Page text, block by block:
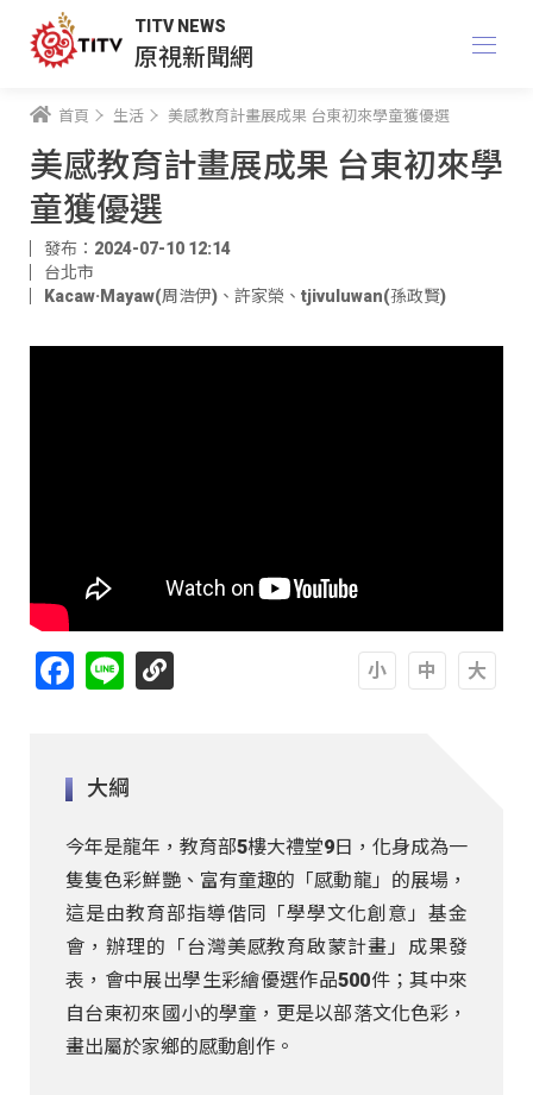
TITV NEWS
原視新聞網
首頁 生活 美感教育計畫展成果 台東初來學童獲優選
美感教育計畫展成果 台東初來學
童獲優選
發布：2024-07-10 12:14
台北市
Kacaw·Mayaw(周浩伊) 、 許家榮 、 tjivuluwan(孫政賢)
Facebook
Line
大綱
今年是龍年，教育部5樓大禮堂9日，化身成為一
隻隻色彩鮮艷、富有童趣的「感動龍」的展場，
這是由教育部指導偕同「學學文化創意」基金
會，辦理的「台灣美感教育啟蒙計畫」成果發
表，會中展出學生彩繪優選作品500件；其中來
自台東初來國小的學童，更是以部落文化色彩，
畫出屬於家鄉的感動創作。